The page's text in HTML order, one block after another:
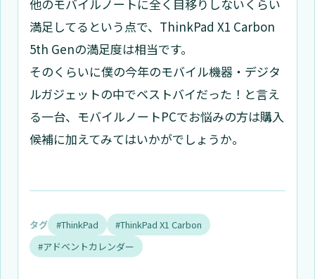
他のモバイルノートに全く目移りしないくらい
満足してるという点で、ThinkPad X1 Carbon
5th Genの満足度は相当です。
そのくらいに僕の今年のモバイル機器・デジタ
ルガジェットの中でベストバイだった！と言え
る一台、モバイルノートPCでお悩みの方は購入
候補に加えてみてはいかがでしょうか。
タグ #ThinkPad
#ThinkPad X1 Carbon
#アドベントカレンダー